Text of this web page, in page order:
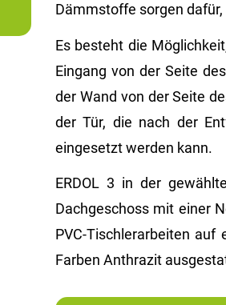
Dämmstoffe sorgen
Es besteht die
Eingang von der Seite
der Wand von der Seite
der Tür, die nach der
eingesetzt werden kann.
ERDOL 3 in der
Dachgeschoss mit einer
PVC-Tischlerarbeiten
Farben Anthrazit